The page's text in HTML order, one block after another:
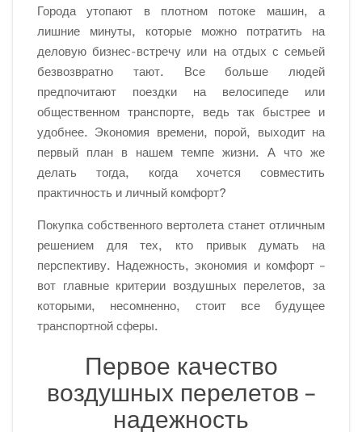
Города утопают в плотном потоке машин, а
лишние минуты, которые можно потратить на
деловую бизнес-встречу или на отдых с семьей
безвозвратно тают. Все больше людей
предпочитают поездки на велосипеде или
общественном транспорте, ведь так быстрее и
удобнее. Экономия времени, порой, выходит на
первый план в нашем темпе жизни. А что же
делать тогда, когда хочется совместить
практичность и личный комфорт?
Покупка собственного вертолета станет отличным
решением для тех, кто привык думать на
перспективу. Надежность, экономия и комфорт –
вот главные критерии воздушных перелетов, за
которыми, несомненно, стоит все будущее
транспортной сферы.
Первое качество
воздушных перелетов –
надежность